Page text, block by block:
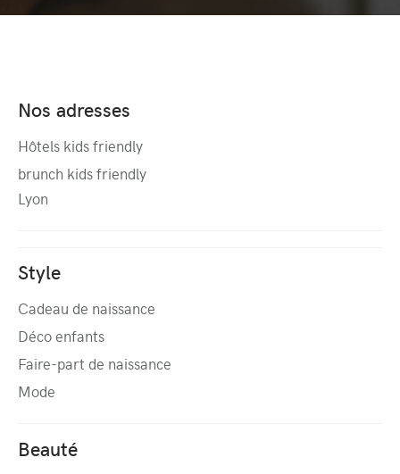
Nos adresses
Hôtels kids friendly
brunch kids friendly
Lyon
Style
Cadeau de naissance
Déco enfants
Faire-part de naissance
Mode
Beauté